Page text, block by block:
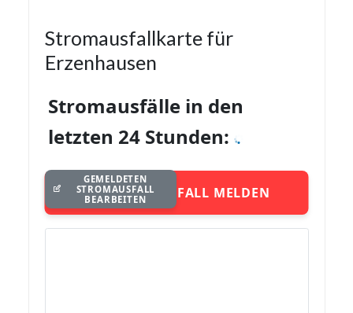
Stromausfallkarte für
Erzenhausen
Stromausfälle in den
letzten 24 Stunden:
STROMAUSFALL MELDEN
GEMELDETEN
STROMAUSFALL
BEARBEITEN